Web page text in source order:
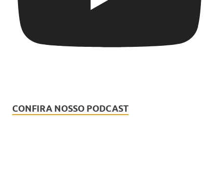
CONFIRA NOSSO PODCAST